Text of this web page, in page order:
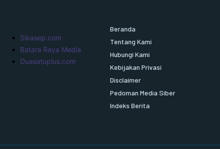
Sikasep.com
Batara Raya Media
Duasatuplus.com
Beranda
Tentang Kami
Hubungi Kami
Kebijakan Privasi
Disclaimer
Pedoman Media Siber
Indeks Berita